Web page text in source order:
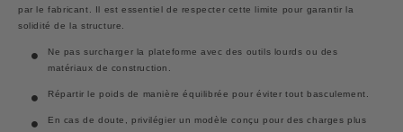
par le fabricant. Il est essentiel de respecter cette limite pour garantir la
solidité de la structure.
Ne pas surcharger la plateforme avec des outils lourds ou des
matériaux de construction.
Répartir le poids de manière équilibrée pour éviter tout basculement.
En cas de doute, privilégier un modèle conçu pour des charges plus